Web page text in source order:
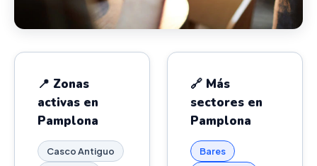
📍 Zonas
activas en
Pamplona
Casco Antiguo
🔗 Más
sectores en
Pamplona
Bares